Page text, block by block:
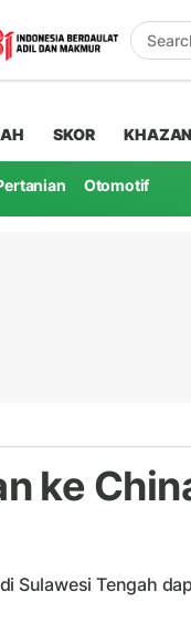
SKOR
Otomotif
ke
Sulawesi Tengah